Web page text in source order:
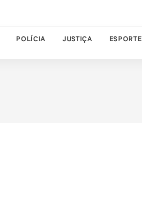
POLÍCIA JUSTIÇA ESPORTE